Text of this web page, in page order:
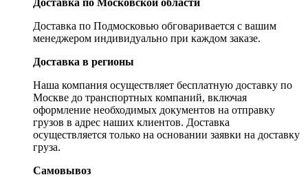
Доставка по Подмосковью обговаривается с вашим
менеджером индивидуально при каждом заказе.
Доставка в регионы
Наша компания осуществляет бесплатную доставку по
Москве до транспортных компаний, включая
оформление необходимых документов на отправку
грузов в адрес наших клиентов. Доставка
осуществляется только на основании заявки на доставку
груза.
Самовывоз